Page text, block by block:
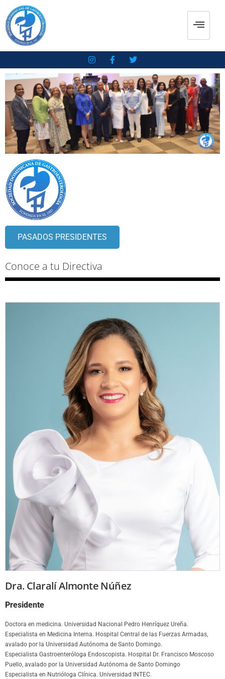
PASADOS PRESIDENTES
Conoce a tu Directiva
Dra. Claralí Almonte Núñez
Presidente
Doctora en medicina. Universidad Nacional Pedro Henríquez Ureña.
Especialista en Medicina Interna. Hospital Central de las Fuerzas Armadas,
avalado por la Universidad Autónoma de Santo Domingo.
Especialista Gastroenteróloga Endoscopista. Hospital Dr. Francisco Moscoso
Puello, avalado por la Universidad Autónoma de Santo Domingo
Especialista en Nutrióloga Clínica. Universidad INTEC.